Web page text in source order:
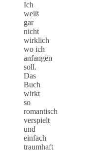
Ich
weiß
gar
nicht
wirklich
wo ich
anfangen
soll.
Das
Buch
wirkt
so
romantisch
verspielt
und
einfach
traumhaft